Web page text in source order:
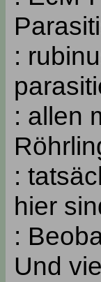
:
: allen
:
hier
:
Und